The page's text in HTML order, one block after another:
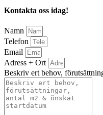
Kontakta oss idag!
Namn
Telefon
Email
Adress + Ort
Beskriv ert behov,